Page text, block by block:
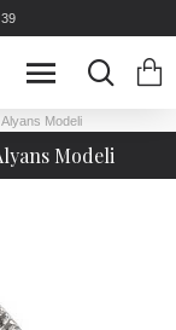
Modeli
Modeli